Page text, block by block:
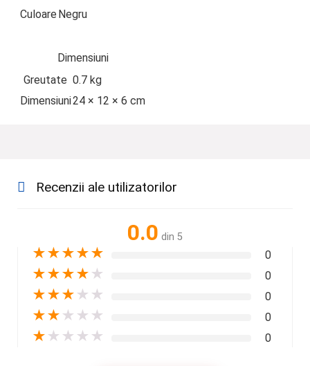
Culoare Negru
Dimensiuni
Greutate 0.7 kg
Dimensiuni24 × 12 × 6 cm
Recenzii ale utilizatorilor
0.0 din 5
★★★★★ 0
★★★★ ★ 0
★★★ ★ ★ 0
★★ ★ ★ ★ 0
★ ★ ★ ★ ★ 0